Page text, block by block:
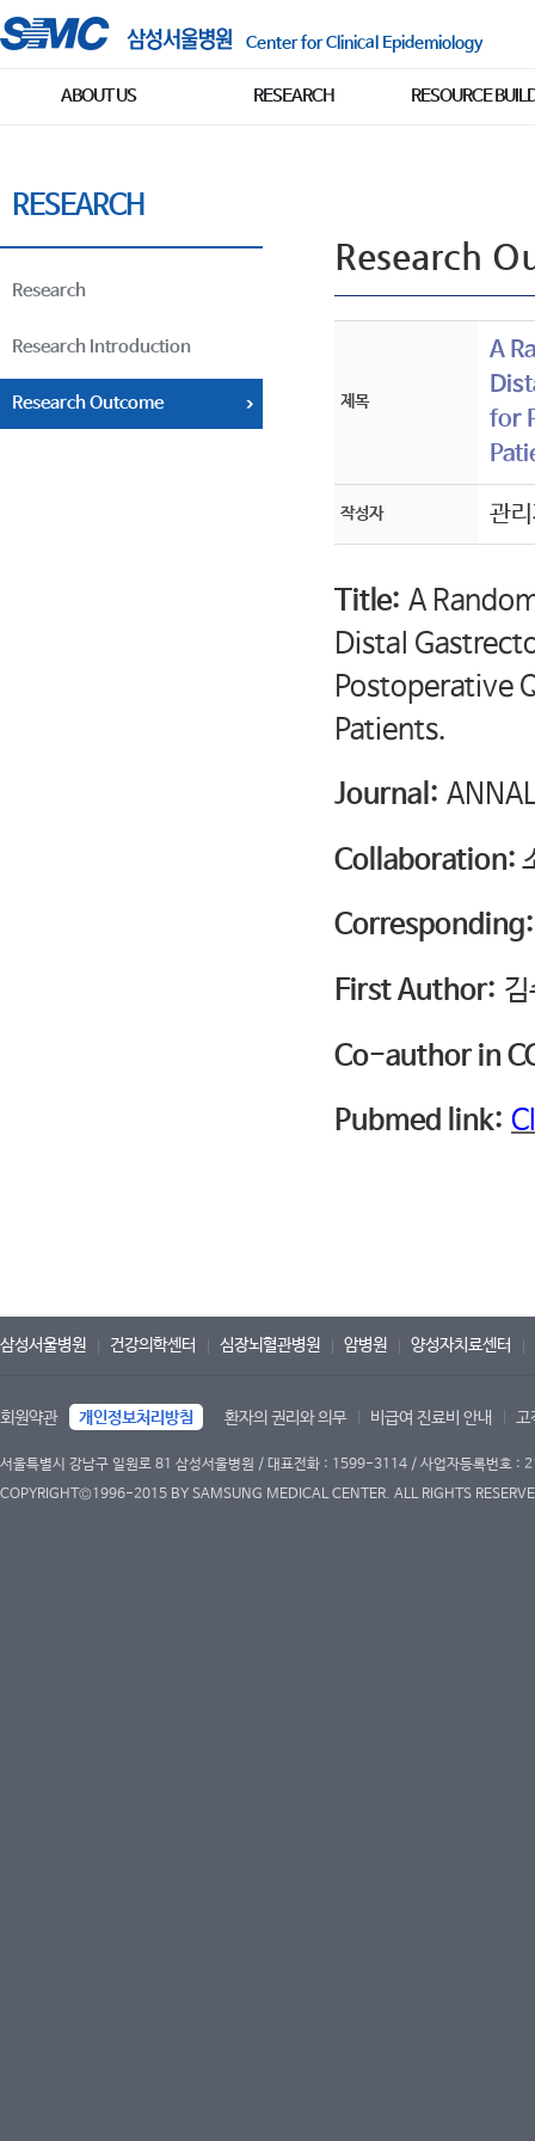
Center for Clinical Epidemiology
ABOUT US RESEARCH RESOURCE
RESEARCH
Research
Research Introduction
Research Outcome
Research
제목
A
for
작성자 관
Title: A
Distal
Postoperative
Patients.
Journal:
Collaboration:
Corresponding:
First Author:
Co-author in
Pubmed link:
삼성서울병원 건강의학센터 심장뇌혈관병원 암병원 양성자치료센터
회원약관 개인정보처리방침 환자의 권리와 의무 비급여 진료비 안내 고
서울특별시 강남구 일원로 81 삼성서울병원 / 대표전화 : 1599-3114 / 사업자등록번호
COPYRIGHT©1996-2015 BY SAMSUNG MEDICAL CENTER. ALL RIGHTS